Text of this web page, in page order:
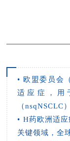
• 欧盟委员会
适应症，用
（nsqNSCLC
• H药欧洲适
关键领域，全